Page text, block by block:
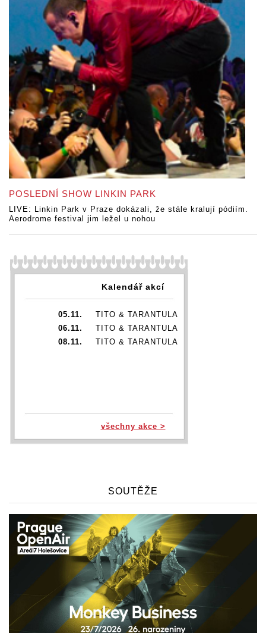
POSLEDNÍ SHOW LINKIN PARK
LIVE: Linkin Park v Praze dokázali, že stále kralují pódiím.
Aerodrome festival jim ležel u nohou
Kalendář akcí
05.11.
TITO & TARANTULA
06.11.
TITO & TARANTULA
08.11.
TITO & TARANTULA
všechny akce >
SOUTĚŽE